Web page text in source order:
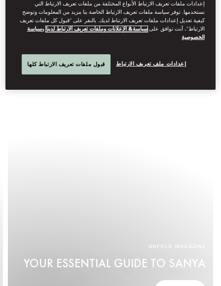
DISCOVER SANYA
UNFOLD MAGAZINE
YOUR ESSENTIAL GUIDE TO SANYA
إعدادات ملفات تعريف الارتباط الأنواع المختلفة من ملفات تعريف الارتباط التي
نستخدمها. توفر سياسة ملفات تعريف الارتباط الخاصة بنا مزيد من المعلومات وتوضح
كيفية تعديل إعدادات ملفات تعريف الارتباط لديك. بالنقر على “قبول كل ملفات تعريف
الارتباط”، أنت توافق علىسياسة& الإعلانات وملفات تعريف الارتباط لدينا وسياسة
الخصوصية
إعدادات ملف تعريف الارتباط قبول ملفات تعريف الارتباط كلها